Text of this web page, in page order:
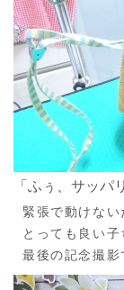
「ふぅ、サッパ
緊張で動けな
とっても良い子
最後の記念撮